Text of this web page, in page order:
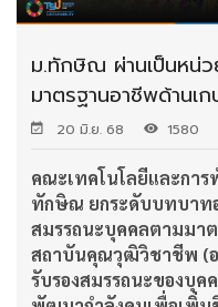
ม.ทักษิณ ผ่านเป็นหน่
มาตรฐานอาชีพด้านเ
20 มิ.ย. 68 1580
คณะเทคโนโลยีและกา
ทักษิณ ยกระดับบทบาท
สมรรถนะบุคคลตามมา
สถาบันคุณวุฒิวิชาชีพ (อ
รับรองสมรรถนะของบุ